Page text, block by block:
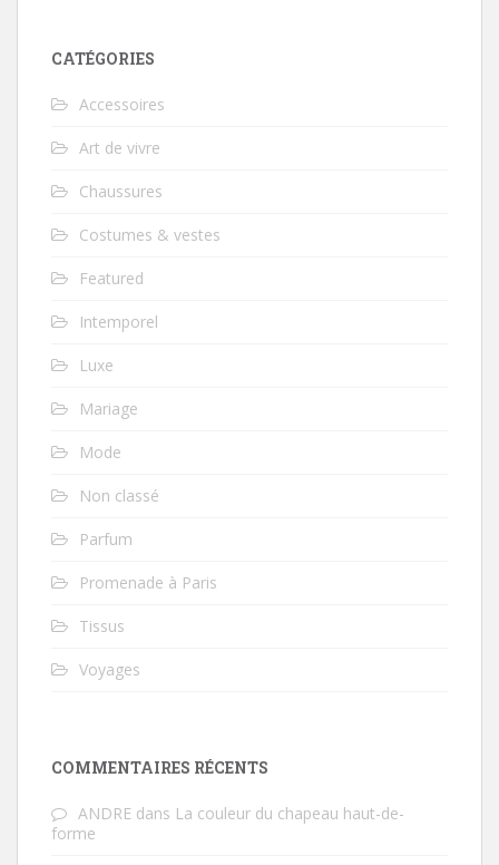
CATÉGORIES
Accessoires
Art de vivre
Chaussures
Costumes & vestes
Featured
Intemporel
Luxe
Mariage
Mode
Non classé
Parfum
Promenade à Paris
Tissus
Voyages
COMMENTAIRES RÉCENTS
ANDRE dans La couleur du chapeau haut-de-
forme